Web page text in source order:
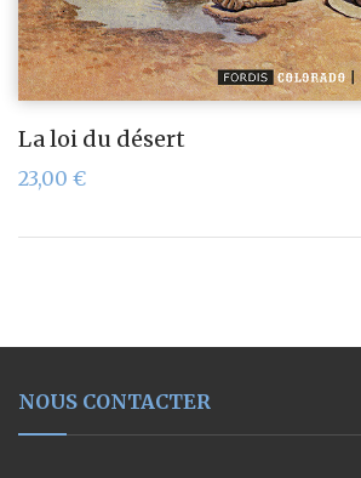
La loi du désert
23,00 €
NOUS CONTACTER